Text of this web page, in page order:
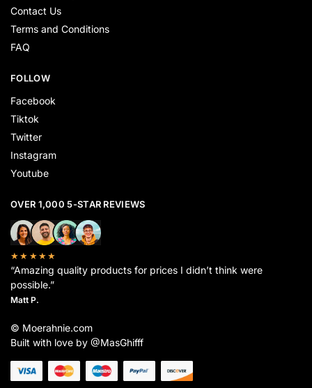
Contact Us
Terms and Conditions
FAQ
FOLLOW
Facebook
Tiktok
Twitter
Instagram
Youtube
OVER 1,000 5-STAR REVIEWS
★★★★★
“Amazing quality products for prices I didn’t think were
possible.”
Matt P.
© Moerahnie.com
Built with love by @MasGhifff